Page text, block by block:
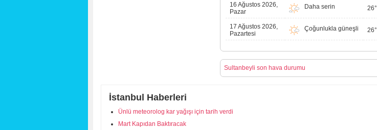
16 Ağustos 2026,
Pazar
Daha serin 26°
17 Ağustos 2026,
Pazartesi
Çoğunlukla güneşli 26°
Sultanbeyli son hava durumu
Küçükçekmece
Maltepe
Sancaktepe
İstanbul Haberleri
Ünlü meteorolog kar yağışı için tarih verdi
Mart Kapıdan Baktıracak